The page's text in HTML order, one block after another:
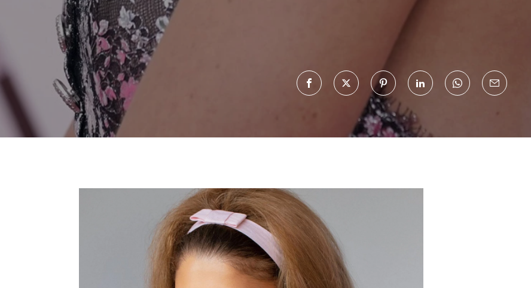
Moda dünyasında neler oluyor? Yeni fikirler, öne çıkan
koleksiyonlar, en vogue trendler, ünlülerden güzelllik sırları
ve en popüler partilerden haberdar olmak için haftalık e-
bültenimize kaydolun.
Turkuvaz Haberleşme ve Yayıncılık A.Ş. tarafından
https://vogue.com.tr/
ürün ve hizmetlere ilişkin reklam, tanıtım, pazarlama ve
kutlama/ temenni amaçlı her türlü e-bülten/ ticari